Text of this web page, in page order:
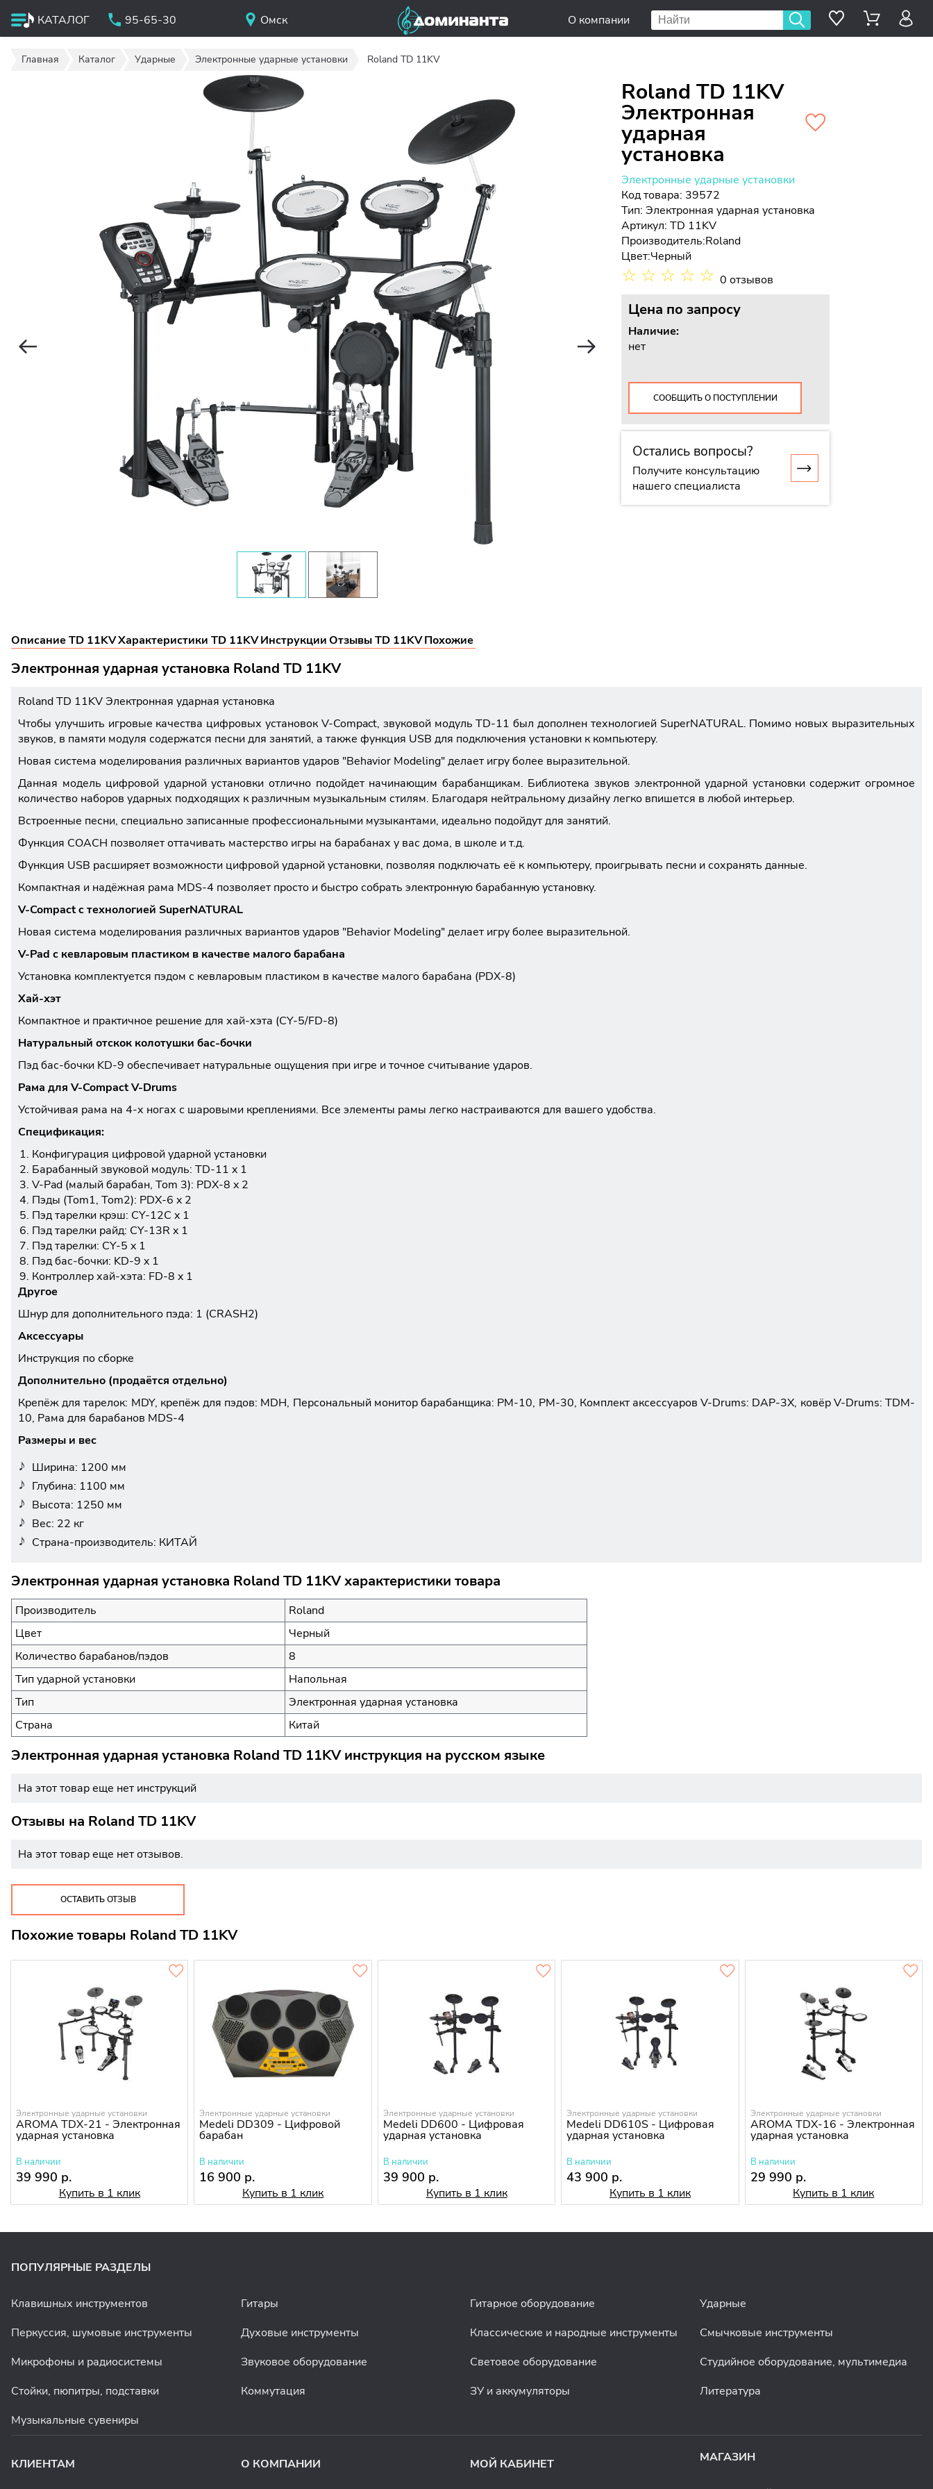
КАТАЛОГ 95-65-30 Омск О компании
Главная Каталог Ударные Электронные ударные установки Roland TD 11KV
Roland TD 11KV
Электронная
ударная
установка
Электронные ударные установки
Код товара: 39572
Тип:Электронная ударная установка
Артикул: TD 11KV
Производитель:Roland
Цвет:Черный
☆ ☆ ☆ ☆ ☆ 0 отзывов
Цена по запросу
Наличие:
нет
СООБЩИТЬ О ПОСТУПЛЕНИИ
Остались вопросы?
Получите консультацию
нашего специалиста
Описание TD 11KVХарактеристики TD 11KVИнструкцииОтзывы TD 11KVПохожие
Электронная ударная установка Roland TD 11KV
Roland TD 11KV Электронная ударная установка
Чтобы улучшить игровые качества цифровых установок V-Compact, звуковой модуль TD-11 был дополнен технологией SuperNATURAL. Помимо новых выразительных
звуков, в памяти модуля содержатся песни для занятий, а также функция USB для подключения установки к компьютеру.
Новая система моделирования различных вариантов ударов "Behavior Modeling" делает игру более выразительной.
Данная модель цифровой ударной установки отлично подойдет начинающим барабанщикам. Библиотека звуков электронной ударной установки содержит огромное
количество наборов ударных подходящих к различным музыкальным стилям. Благодаря нейтральному дизайну легко впишется в любой интерьер.
Встроенные песни, специально записанные профессиональными музыкантами, идеально подойдут для занятий.
Функция COACH позволяет оттачивать мастерство игры на барабанах у вас дома, в школе и т.д.
Функция USB расширяет возможности цифровой ударной установки, позволяя подключать её к компьютеру, проигрывать песни и сохранять данные.
Компактная и надёжная рама MDS-4 позволяет просто и быстро собрать электронную барабанную установку.
V-Compact c технологией SuperNATURAL
Новая система моделирования различных вариантов ударов "Behavior Modeling" делает игру более выразительной.
V-Pad с кевларовым пластиком в качестве малого барабана
Установка комплектуется пэдом с кевларовым пластиком в качестве малого барабана (PDX-8)
Хай-хэт
Компактное и практичное решение для хай-хэта (CY-5/FD-8)
Натуральный отскок колотушки бас-бочки
Пэд бас-бочки KD-9 обеспечивает натуральные ощущения при игре и точное считывание ударов.
Рама для V-Compact V-Drums
Устойчивая рама на 4-х ногах с шаровыми креплениями. Все элементы рамы легко настраиваются для вашего удобства.
Спецификация:
Конфигурация цифровой ударной установки
Барабанный звуковой модуль: TD-11 x 1
V-Pad (малый барабан, Tom 3): PDX-8 x 2
Пэды (Tom1, Tom2): PDX-6 x 2
Пэд тарелки крэш: CY-12C x 1
Пэд тарелки райд: CY-13R x 1
Пэд тарелки: CY-5 x 1
Пэд бас-бочки: KD-9 x 1
Контроллер хай-хэта: FD-8 x 1
Другое
Шнур для дополнительного пэда: 1 (CRASH2)
Аксессуары
Инструкция по сборке
Дополнительно (продаётся отдельно)
Крепёж для тарелок: MDY, крепёж для пэдов: MDH, Персональный монитор барабанщика: PM-10, PM-30, Комплект аксессуаров V-Drums: DAP-3X, ковёр V-Drums: TDM-
10, Рама для барабанов MDS-4
Размеры и вес
Ширина: 1200 мм
Глубина: 1100 мм
Высота: 1250 мм
Вес: 22 кг
Страна-производитель: КИТАЙ
Электронная ударная установка Roland TD 11KV характеристики товара
Производитель
Roland
Цвет
Черный
Количество барабанов/пэдов
8
Тип ударной установки
Напольная
Тип
Электронная ударная установка
Страна
Китай
Электронная ударная установка Roland TD 11KV инструкция на русском языке
На этот товар еще нет инструкций
Отзывы на Roland TD 11KV
На этот товар еще нет отзывов.
ОСТАВИТЬ ОТЗЫВ
Похожие товары Roland TD 11KV
Электронные ударные установки
AROMA TDX-21 - Электронная
ударная установка
В наличии
39 990 р.
Купить в 1 клик
Электронные ударные установки
Medeli DD309 - Цифровой
барабан
В наличии
16 900 р.
Купить в 1 клик
Электронные ударные установки
Medeli DD600 - Цифровая
ударная установка
В наличии
39 900 р.
Купить в 1 клик
Электронные ударные установки
Medeli DD610S - Цифровая
ударная установка
В наличии
43 900 р.
Купить в 1 клик
Электронные ударные установки
AROMA TDX-16 - Электронная
ударная установка
В наличии
29 990 р.
Купить в 1 клик
ПОПУЛЯРНЫЕ РАЗДЕЛЫ
Клавишных инструментов Гитары Гитарное оборудование
Ударные
Перкуссия, шумовые инструменты
Духовые инструменты Классические и народные инструменты
Смычковые инструменты
Микрофоны и радиосистемы
Звуковое оборудование Световое оборудование
Студийное оборудование, мультимедиа
Стойки, пюпитры, подставки
Коммутация ЗУ и аккумуляторы
Литература
Музыкальные сувениры
КЛИЕНТАМ О КОМПАНИИ МОЙ КАБИНЕТ МАГАЗИН